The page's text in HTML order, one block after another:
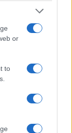
or
to
να